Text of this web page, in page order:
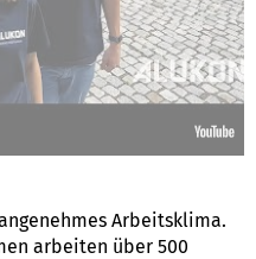
Arbeitsklima.
arbeiten über 500